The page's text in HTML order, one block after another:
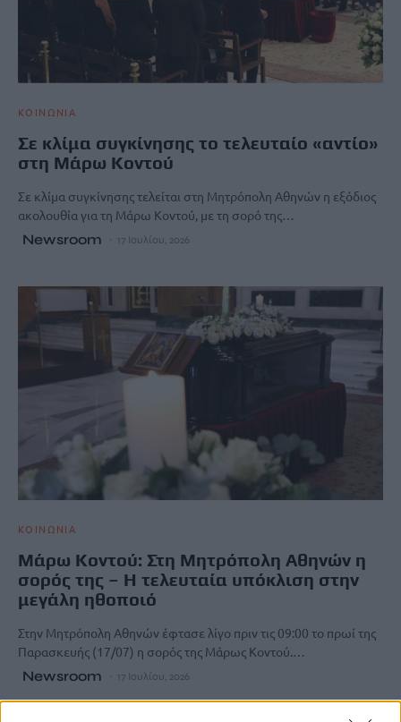
ΚΟΙΝΩΝΙΑ
Σε κλίμα συγκίνησης το τελευταίο «αντίο»
στη Μάρω Κοντού
Σε κλίμα συγκίνησης τελείται στη Μητρόπολη Αθηνών η εξόδιος
ακολουθία για τη Μάρω Κοντού, με τη σορό της…
Newsroom 17 Ιουλίου, 2026
ΚΟΙΝΩΝΙΑ
Μάρω Κοντού: Στη Μητρόπολη Αθηνών η
σορός της – Η τελευταία υπόκλιση στην
μεγάλη ηθοποιό
Στην Μητρόπολη Αθηνών έφτασε λίγο πριν τις 09:00 το πρωί της
Παρασκευής (17/07) η σορός της Μάρως Κοντού.…
Newsroom 17 Ιουλίου, 2026